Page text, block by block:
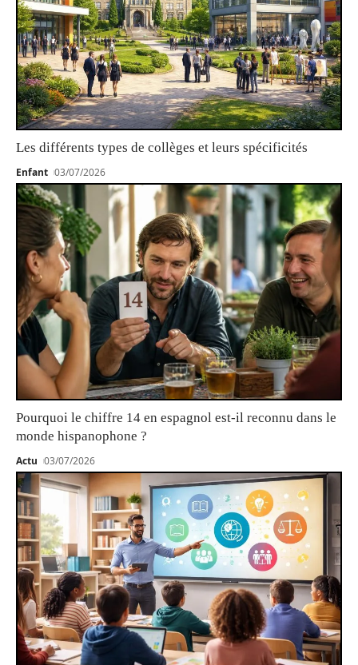
Les différents types de collèges et leurs spécificités
Enfant 03/07/2026
Pourquoi le chiffre 14 en espagnol est-il reconnu dans le
monde hispanophone ?
Actu 03/07/2026